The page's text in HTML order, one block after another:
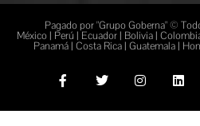
Pagado por "Grupo Goberna" ©
México | Perú | Ecuador | Bolivia |
Panamá | Costa Rica | Guatemala |